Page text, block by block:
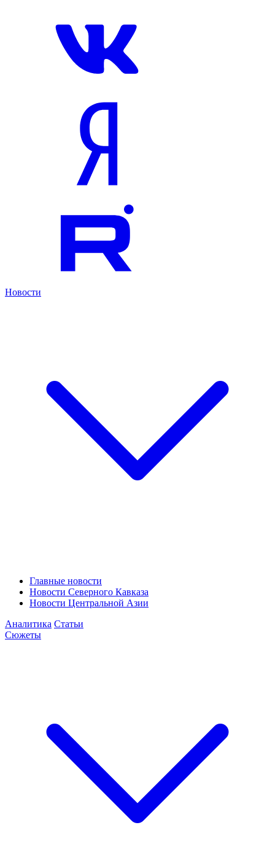
Новости
Главные новости
Новости Северного Кавказа
Новости Центральной Азии
Аналитика Статьи
Сюжеты